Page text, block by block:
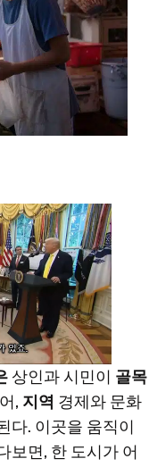
상인과 시민이 골목
, 지역 경제와 문화
다. 이곳을 움직이
보면, 한 도시가 어